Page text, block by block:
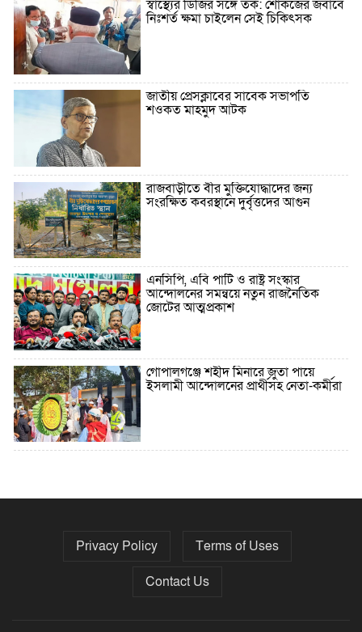
স্বাস্থ্যের ডিজির সঙ্গে তর্ক: শোকজের জবাবে
নিঃশর্ত ক্ষমা চাইলেন সেই চিকিৎসক
জাতীয় প্রেসক্লাবের সাবেক সভাপতি
শওকত মাহমুদ আটক
রাজবাড়ীতে বীর মুক্তিযোদ্ধাদের জন্য
সংরক্ষিত কবরস্থানে দুর্বৃত্তদের আগুন
এনসিপি, এবি পার্টি ও রাষ্ট্র সংস্কার
আন্দোলনের সমন্বয়ে নতুন রাজনৈতিক
জোটের আত্মপ্রকাশ
গোপালগঞ্জে শহীদ মিনারে জুতা পায়ে
ইসলামী আন্দোলনের প্রার্থীসহ নেতা-কর্মীরা
নির্বাচনের তফসিল ৮-১৫ ডিসেম্বরের মধ্যে
Privacy Policy
Terms of Uses
Contact Us